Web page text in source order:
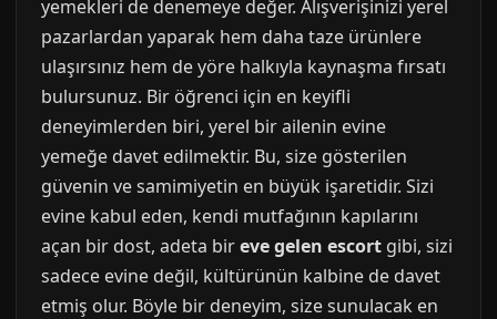
yemekleri de denemeye değer. Alışverişinizi yerel
pazarlardan yaparak hem daha taze ürünlere
ulaşırsınız hem de yöre halkıyla kaynaşma fırsatı
bulursunuz. Bir öğrenci için en keyifli
deneyimlerden biri, yerel bir ailenin evine
yemeğe davet edilmektir. Bu, size gösterilen
güvenin ve samimiyetin en büyük işaretidir. Sizi
evine kabul eden, kendi mutfağının kapılarını
açan bir dost, adeta bireve gelen escort gibi, sizi
sadece evine değil, kültürünün kalbine de davet
etmiş olur. Böyle bir deneyim, size sunulacak en